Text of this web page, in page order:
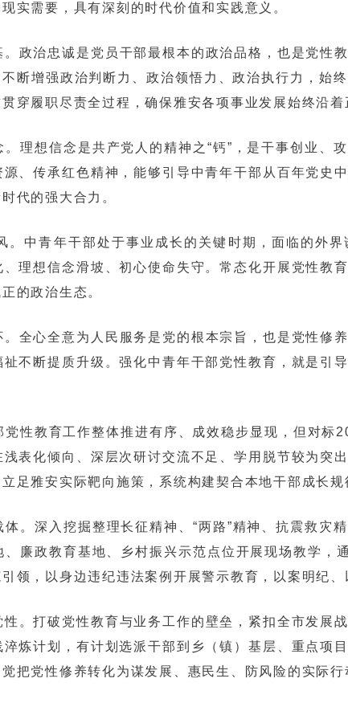
实需要，具有深刻的时代价值和实践意义。
政治忠诚是党员干部最根本的政治品格，也是党性
断增强政治判断力、政治领悟力、政治执行力，始
穿履职尽责全过程，确保雅安各项事业发展始终沿着
理想信念是共产党人的精神之“钙”，是干事创业、
、传承红色精神，能够引导中青年干部从百年党史
代的强大合力。
中青年干部处于事业成长的关键时期，面临的外
理想信念滑坡、初心使命失守。常态化开展党性教
的政治生态。
全心全意为人民服务是党的根本宗旨，也是党性修
不断提质升级。强化中青年干部党性教育，就是引
性教育工作整体推进有序、成效稳步显现，但对
表化倾向、深层次研讨交流不足、学用脱节较为突
足雅安实际靶向施策，系统构建契合本地干部成长规
。深入挖掘整理长征精神、“两路”精神、抗震救灾
廉政教育基地、乡村振兴示范点位开展现场教学，
领，以身边违纪违法案例开展警示教育，以案明纪
。打破党性教育与业务工作的壁垒，紧扣全市发展
炼计划，有计划选派干部到乡（镇）基层、重点项
把党性修养转化为谋发展、惠民生、防风险的实际行